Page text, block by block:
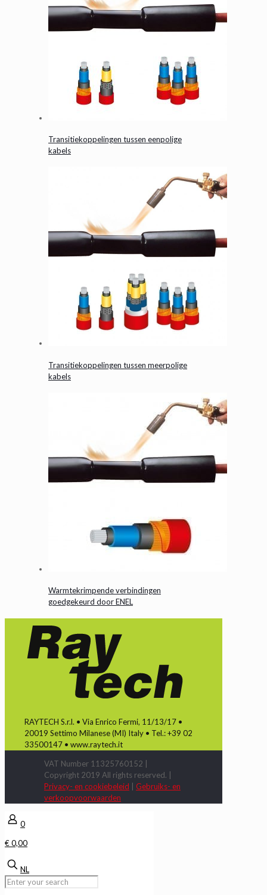
Transitiekoppelingen tussen eenpolige
kabels
Transitiekoppelingen tussen meerpolige
kabels
Warmtekrimpende verbindingen
goedgekeurd door ENEL
RAYTECH S.r.l. • Via Enrico Fermi, 11/13/17 •
20019 Settimo Milanese (MI) Italy • Tel.: +39 02
33500147 • www.raytech.it
VAT Number 11325760152 |
Copyright 2019 All rights reserved. |
Privacy- en cookiebeleid | Gebruiks- en
verkoopvoorwaarden
0
€ 0,00
NL